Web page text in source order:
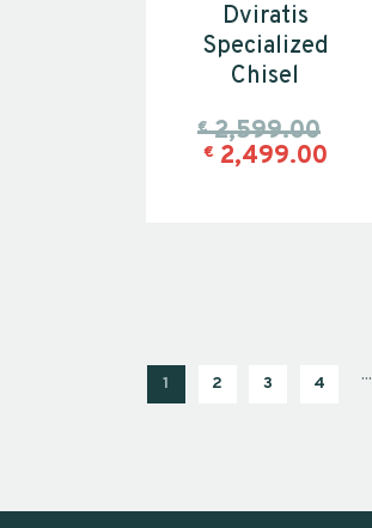
Dviratis
Specialized
Chisel
€ 2,599.00
€ 2,499.00
1 2 3 4 …